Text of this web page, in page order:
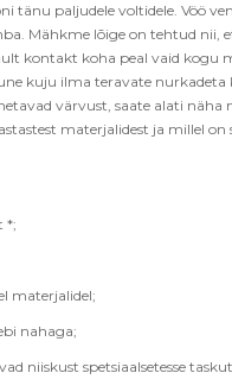
paljudele voltidele. Vöö
Mähkme lõige on tehtud nii,
kontakt koha peal vaid kogu
kuju ilma teravate nurkadeta
värvust, saate alati näha
materjalidest ja millel on
*;
materjalidel;
nahaga;
niiskust spetsiaalsetesse